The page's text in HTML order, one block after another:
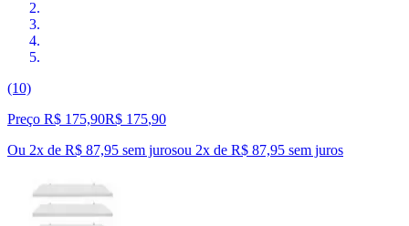
(10)
Preço R$ 175,90R$ 175,90
Ou 2x de R$ 87,95 sem jurosou 2x de R$ 87,95 sem juros